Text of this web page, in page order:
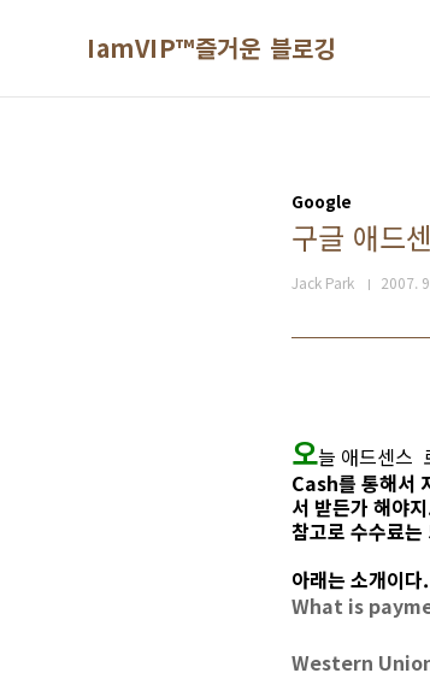
IamVIP™즐거운 블로깅
Google
구글 애드
Jack Park 2007.
오늘 애드센스
Cash를 통해서
서 받든가 해야
참고로 수수료
아래는 소개이다.
What is
Western